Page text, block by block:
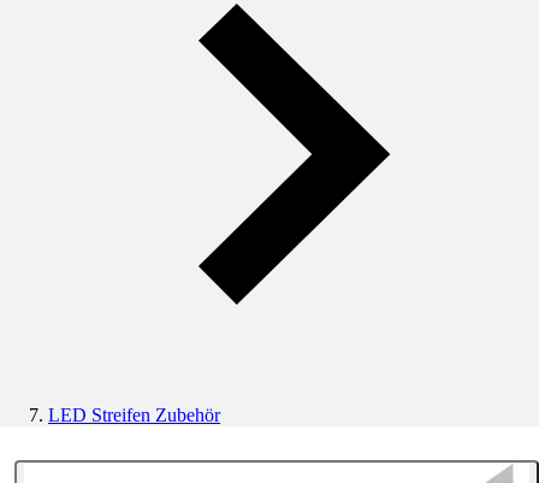
LED Streifen Zubehör